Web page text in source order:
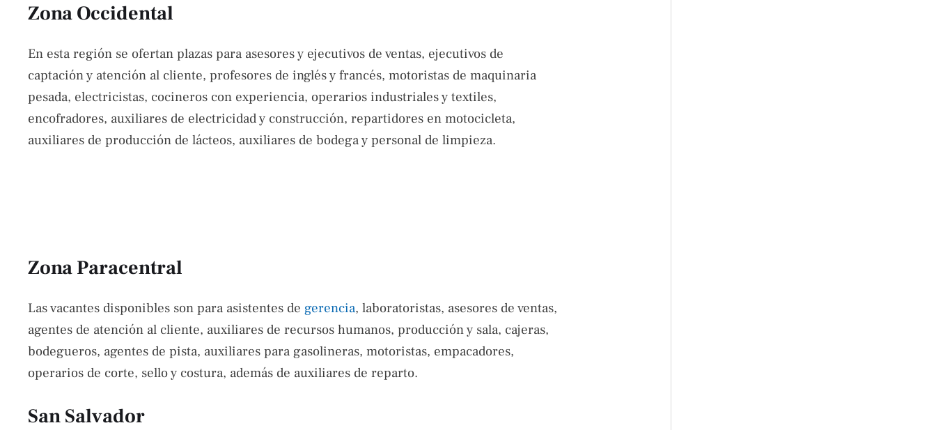
Zona Occidental
En esta región se ofertan plazas para asesores y ejecutivos de ventas, ejecutivos de
captación y atención al cliente, profesores de inglés y francés, motoristas de maquinaria
pesada, electricistas, cocineros con experiencia, operarios industriales y textiles,
encofradores, auxiliares de electricidad y construcción, repartidores en motocicleta,
auxiliares de producción de lácteos, auxiliares de bodega y personal de limpieza.
Zona Paracentral
Las vacantes disponibles son para asistentes de gerencia, laboratoristas, asesores de ventas,
agentes de atención al cliente, auxiliares de recursos humanos, producción y sala, cajeras,
bodegueros, agentes de pista, auxiliares para gasolineras, motoristas, empacadores,
operarios de corte, sello y costura, además de auxiliares de reparto.
San Salvador